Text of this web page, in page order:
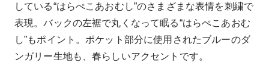
している“はらぺこあおむし”のさまざまな表情を刺繍で
表現。バックの左裾で丸くなって眠る“はらぺこあおむ
し”もポイント。ポケット部分に使用されたブルーのダ
ンガリー生地も、春らしいアクセントです。